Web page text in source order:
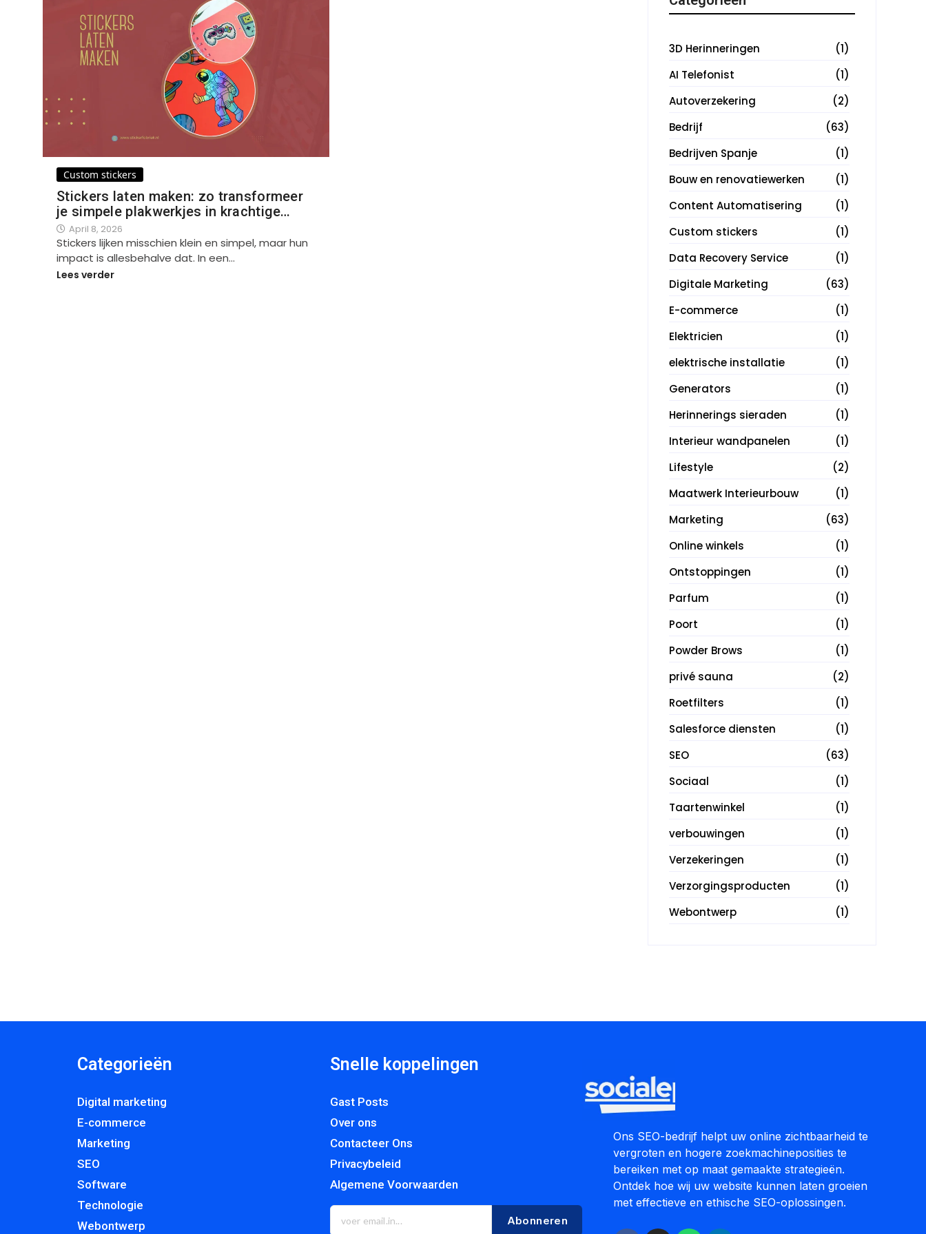
Custom stickers
Stickers laten maken: zo transformeer
je simpele plakwerkjes in krachtige…
April 8, 2026
Stickers lijken misschien klein en simpel, maar hun
impact is allesbehalve dat. In een…
Lees verder
3D Herinneringen
(1)
AI Telefonist
(1)
Autoverzekering
(2)
Bedrijf
(63)
Bedrijven Spanje
(1)
Bouw en renovatiewerken
(1)
Content Automatisering
(1)
Custom stickers
(1)
Data Recovery Service
(1)
Digitale Marketing
(63)
E-commerce
(1)
Elektricien
(1)
elektrische installatie
(1)
Generators
(1)
Herinnerings sieraden
(1)
Interieur wandpanelen
(1)
Lifestyle
(2)
Maatwerk Interieurbouw
(1)
Marketing
(63)
Online winkels
(1)
Ontstoppingen
(1)
Parfum
(1)
Poort
(1)
Powder Brows
(1)
privé sauna
(2)
Roetfilters
(1)
Salesforce diensten
(1)
SEO
(63)
Sociaal
(1)
Taartenwinkel
(1)
verbouwingen
(1)
Verzekeringen
(1)
Verzorgingsproducten
(1)
Webontwerp
(1)
Categorieën
Digital marketing
E-commerce
Marketing
SEO
Software
Technologie
Webontwerp
Snelle koppelingen
Gast Posts
Over ons
Contacteer Ons
Privacybeleid
Algemene Voorwaarden
Abonneren
Ons SEO-bedrijf helpt uw online zichtbaarheid te
vergroten en hogere zoekmachineposities te
bereiken met op maat gemaakte strategieën.
Ontdek hoe wij uw website kunnen laten groeien
met effectieve en ethische SEO-oplossingen.